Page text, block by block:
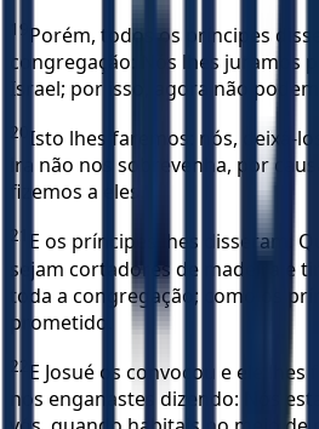
19 Porém, todos os príncipes
congregação: Nós lhes juramos
Israel; por isso, agora não
20 Isto lhes faremos: nós, deixá-
ira não nos sobrevenha, por
fizemos a eles.
21
E os príncipes lhes disseram:
sejam cortadores de madeira e
toda a congregação; como os
prometido.
22 E Josué os convocou e ele
nos enganastes dizendo: Nós